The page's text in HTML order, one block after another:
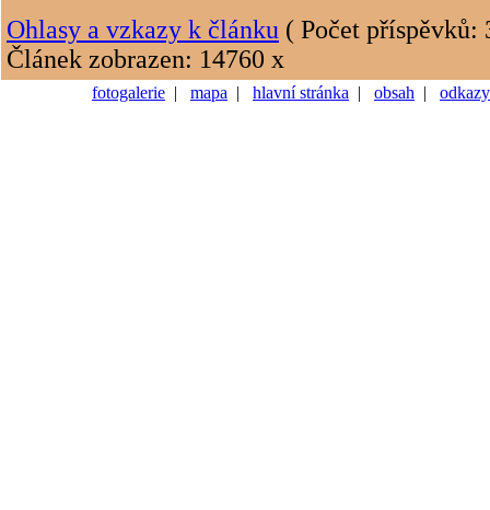
Ohlasy a vzkazy k článku ( Počet příspěvků:
Článek zobrazen: 14760 x
fotogalerie | mapa | hlavní stránka | obsah | odkazy